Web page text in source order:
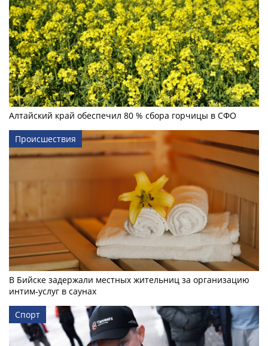
Алтайский край обеспечил 80 % сбора горчицы в СФО
Происшествия
В Бийске задержали местных жительниц за организацию
интим-услуг в саунах
Спорт